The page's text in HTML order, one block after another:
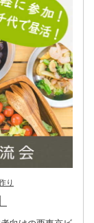
り